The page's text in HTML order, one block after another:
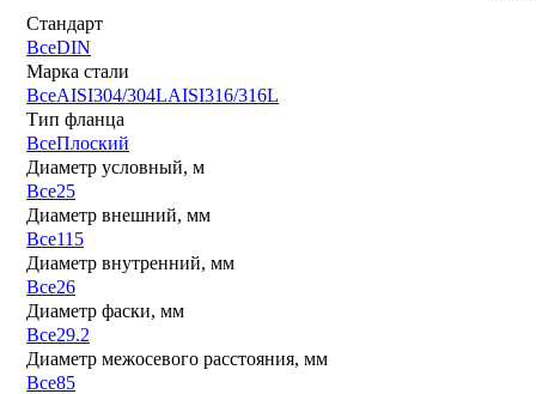
Стандарт
ВсеDIN
Марка стали
ВсеAISI304/304LAISI316/316L
Тип фланца
ВсеПлоский
Диаметр условный, м
Все25
Диаметр внешний, мм
Все115
Диаметр внутренний, мм
Все26
Диаметр фаски, мм
Все29.2
Диаметр межосевого расстояния, мм
Все85